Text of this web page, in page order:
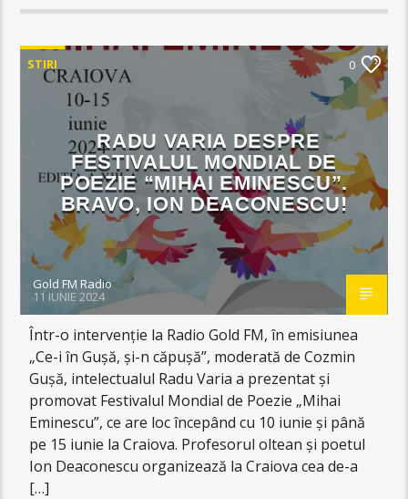
STIRI 0
RADU VARIA DESPRE
FESTIVALUL MONDIAL DE
POEZIE “MIHAI EMINESCU”.
BRAVO, ION DEACONESCU!
Gold FM Radio
11 IUNIE 2024
Într-o intervenție la Radio Gold FM, în emisiunea
„Ce-i în Gușă, și-n căpușă”, moderată de Cozmin
Gușă, intelectualul Radu Varia a prezentat și
promovat Festivalul Mondial de Poezie „Mihai
Eminescu”, ce are loc începând cu 10 iunie și până
pe 15 iunie la Craiova. Profesorul oltean și poetul
Ion Deaconescu organizează la Craiova cea de-a
[…]